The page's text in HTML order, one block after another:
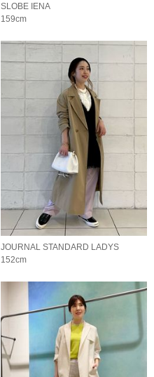
SLOBE IENA
159cm
JOURNAL STANDARD LADYS
152cm